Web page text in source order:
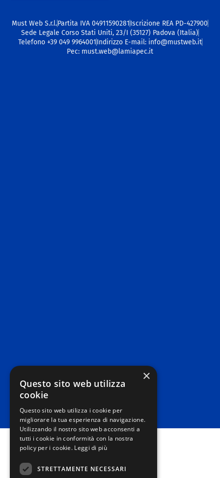
Must Web S.r.l.Partita IVA 04911590281Iscrizione REA PD-427900
Sede Legale Corso Stati Uniti, 23/I (35127) Padova (Italia)
Telefono +39 049 9964001Indirizzo E-mail: info@mustweb.it
Pec: must.web@lamiapec.it
×
Questo sito web utilizza
cookie
Questo sito web utilizza i cookie per
migliorare la tua esperienza di navigazione.
Utilizzando il nostro sito web acconsenti a
tutti i cookie in conformità con la nostra
policy per i cookie. Leggi di più
STRETTAMENTE NECESSARI